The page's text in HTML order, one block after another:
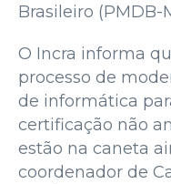
Brasileiro (PMDB-
O Incra informa
processo de
de informática
certificação não
estão na caneta
coordenador de